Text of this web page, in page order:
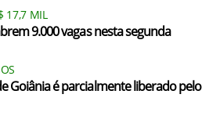
17,7 MIL
9.000 vagas nesta segunda
Goiânia é parcialmente liberado pelo